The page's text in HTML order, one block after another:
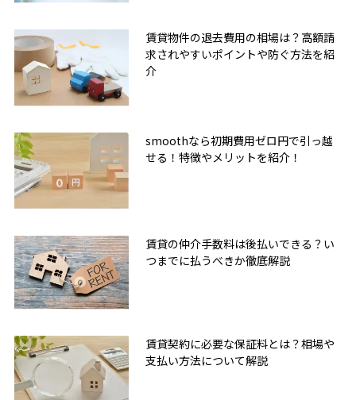
賃貸物件の退去費用の相場は？高額請
求されやすいポイントや防ぐ方法を紹
介
smoothなら初期費用ゼロ円で引っ越
せる！特徴やメリットを紹介！
賃貸の仲介手数料は後払いできる？い
つまでに払うべきか徹底解説
賃貸契約に必要な保証料とは？相場や
支払い方法について解説
無料友だち追加